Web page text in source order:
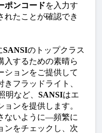
ポンコードを入力す
れたことが確認でき
SANSIのトップクラス
入するための素晴ら
ションをご提供して
フラッドライト、
明など、 SANSIはエ
ンを提供します。
ないように—頻繁に
ンをチェックし、次